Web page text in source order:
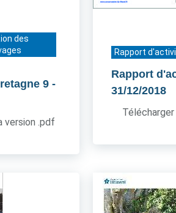
des
9 -
version .pdf
Rapport
Rapport
31/12/2018